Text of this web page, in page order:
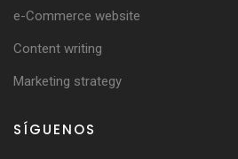
e-Commerce website
Content writing
Marketing strategy
SÍGUENOS